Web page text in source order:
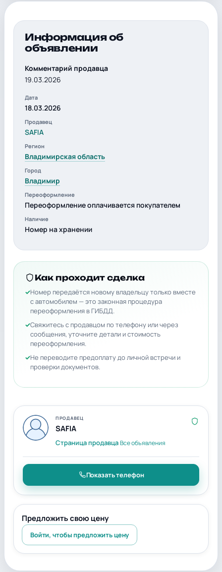
Информация об
объявлении
Комментарий продавца
19.03.2026
Дата
18.03.2026
Продавец
SAFIA
Регион
Владимирская область
Город
Владимир
Переоформление
Переоформление оплачивается покупателем
Наличие
Номер на хранении
Как проходит сделка
Номер передаётся новому владельцу только вместе
с автомобилем — это законная процедура
переоформления в ГИБДД.
Свяжитесь с продавцом по телефону или через
сообщения, уточните детали и стоимость
переоформления.
Не переводите предоплату до личной встречи и
проверки документов.
ПРОДАВЕЦ
SAFIA
Страница продавцаВсе объявления
Показать телефон
Предложить свою цену
Войти, чтобы предложить цену